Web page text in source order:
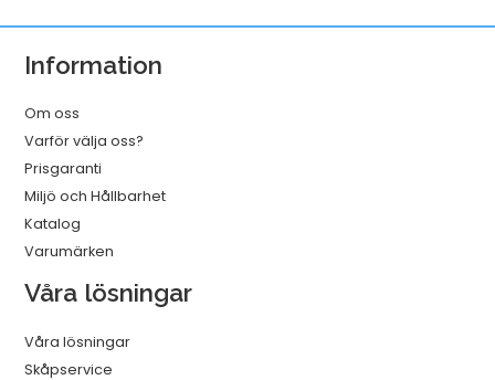
mängd
Information
Om oss
Varför välja oss?
Prisgaranti
Miljö och Hållbarhet
Katalog
Varumärken
Våra lösningar
Våra lösningar
Skåpservice